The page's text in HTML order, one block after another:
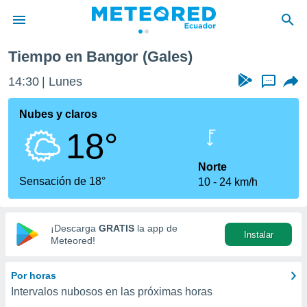
de
ha
calidad.
a este
las
y
digital
basada
Tiempo en Bangor (Gales)
14:30 Lunes ...
Nubes y claros
18°
Sensación de 18°
Norte
10
24 km/h
¡Descarga GRATIS la app de
Meteored!
Instalar
Por horas
Intervalos nubosos en las próximas horas